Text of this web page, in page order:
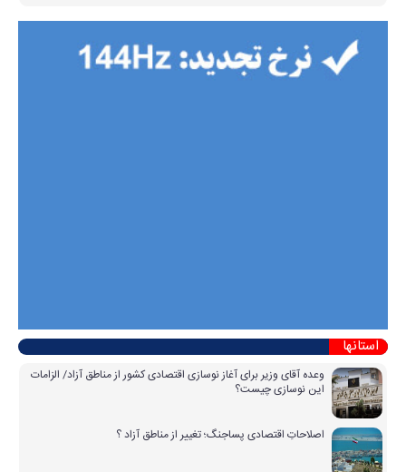
استانها
وعده آقای وزیر برای آغاز نوسازی اقتصادی کشور از مناطق آزاد/ الزامات
این نوسازی چیست؟
اصلاحاتِ اقتصادی پساجنگ؛ تغییر از مناطق آزاد ؟